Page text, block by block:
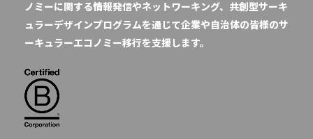
ノミーに関する情報発信やネットワーキング、共創型サーキ
ュラーデザインプログラムを通じて企業や自治体の皆様のサ
ーキュラーエコノミー移行を支援します。